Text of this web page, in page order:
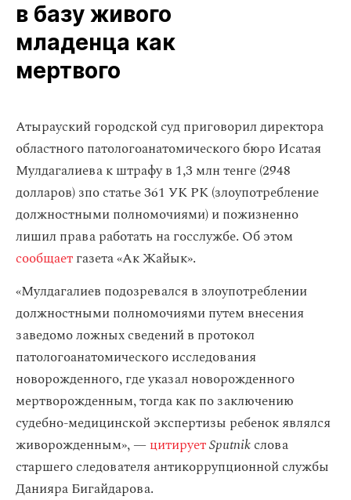
в базу живого
младенца как
мертвого
Атырауский городской суд приговорил директора
областного патологоанатомического бюро Исатая
Мулдагалиева к штрафу в 1,3 млн тенге (2948
долларов) зпо статье 361 УК РК (злоупотребление
должностными полномочиями) и пожизненно
лишил права работать на госслужбе. Об этом
сообщаетгазета «Ак Жайык».
«Мулдагалиев подозревался в злоупотреблении
должностными полномочиями путем внесения
заведомо ложных сведений в протокол
патологоанатомического исследования
новорожденного, где указал новорожденного
мертворожденным, тогда как по заключению
судебно-медицинской экспертизы ребенок являлся
живорожденным», —цитируетSputnikслова
старшего следователя антикоррупционной службы
Данияра Бигайдарова.